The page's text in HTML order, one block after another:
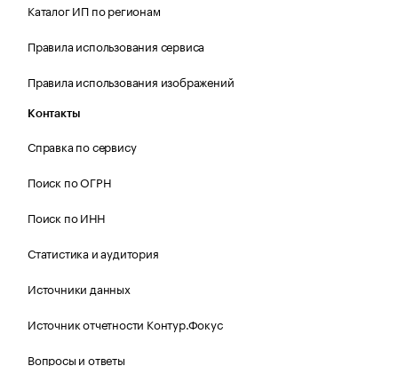
Каталог ИП по регионам
Правила использования сервиса
Правила использования изображений
Контакты
Справка по сервису
Поиск по ОГРН
Поиск по ИНН
Статистика и аудитория
Источники данных
Источник отчетности Контур.Фокус
Вопросы и ответы